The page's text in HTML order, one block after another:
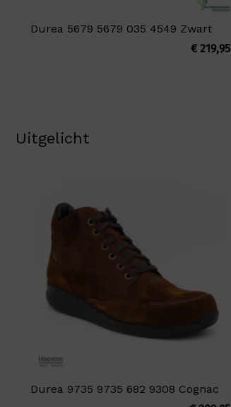
Durea 5679 5679 035 4549 Zwart
€219,95
Uitgelicht
Durea 9735 9735 682 9308 Cognac